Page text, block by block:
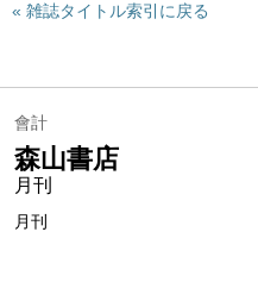
雑誌タイトル索引に戻る
會計
森山書店
月刊
月刊